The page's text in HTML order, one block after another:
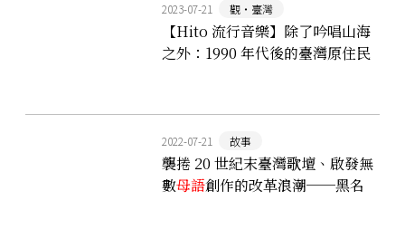
2023-07-21 觀‧臺灣
【Hito 流行音樂】除了吟唱山海
之外：1990 年代後的臺灣原住民
2022-07-21 故事
襲捲 20 世紀末臺灣歌壇、啟發無
數母語創作的改革浪潮──黑名